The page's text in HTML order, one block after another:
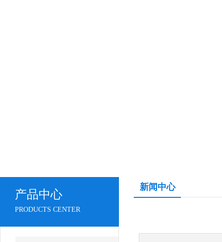
产品中心
PRODUCTS CENTER
新闻中心